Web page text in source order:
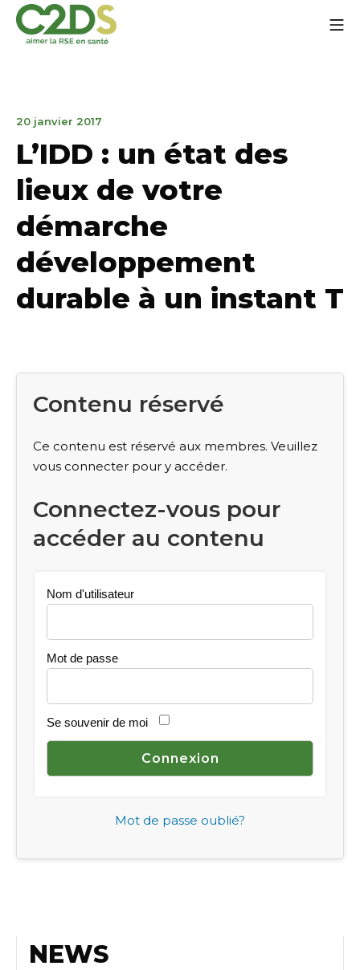
Aller
contenu
20 janvier 2017
2025
L’IDD : un état des
lieux de votre
démarche
développement
durable à un instant T
Contenu réservé
Ce contenu est réservé aux membres. Veuillez
vous connecter pour y accéder.
Connectez-vous pour
accéder au contenu
Nom d'utilisateur
Mot de passe
Se souvenir de moi
Mot de passe oublié?
NEWS